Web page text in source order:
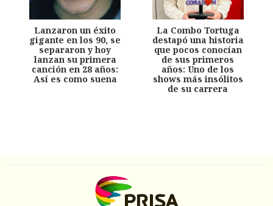
Lanzaron un éxito
gigante en los 90, se
separaron y hoy
lanzan su primera
canción en 28 años:
Así es como suena
La Combo Tortuga
destapó una historia
que pocos conocían
de sus primeros
años: Uno de los
shows más insólitos
de su carrera